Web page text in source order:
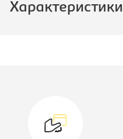
Характеристики
Механизм: